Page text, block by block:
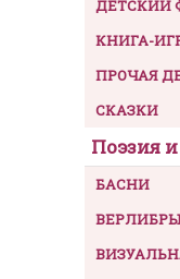
ДЕТСКИЙ
КНИГА-
ПРОЧАЯ
СКАЗКИ
Поэзия
БАСНИ
ВЕРЛИБРЫ